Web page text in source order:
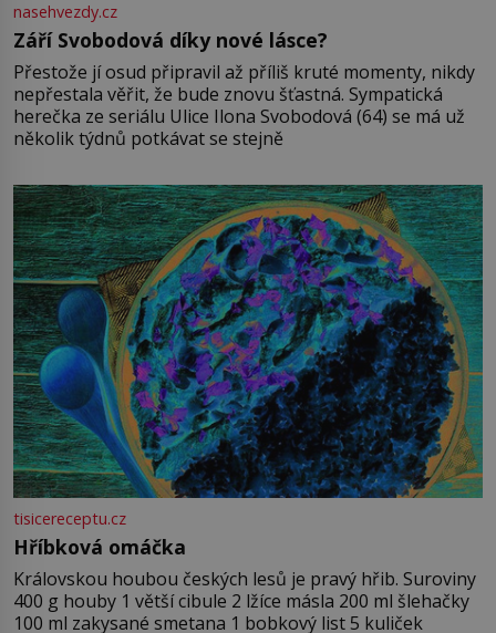
nasehvezdy.cz
Září Svobodová díky nové lásce?
Přestože jí osud připravil až příliš kruté momenty, nikdy
nepřestala věřit, že bude znovu šťastná. Sympatická
herečka ze seriálu Ulice Ilona Svobodová (64) se má už
několik týdnů potkávat se stejně
tisicereceptu.cz
Hříbková omáčka
Královskou houbou českých lesů je pravý hřib. Suroviny
400 g houby 1 větší cibule 2 lžíce másla 200 ml šlehačky
100 ml zakysané smetana 1 bobkový list 5 kuliček